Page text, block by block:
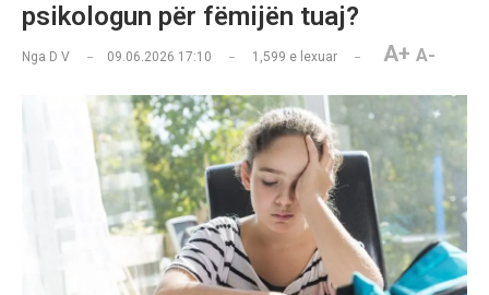
psikologun për fëmijën tuaj?
Nga D V 09.06.2026 17:10 1,599 e lexuar A+ A-